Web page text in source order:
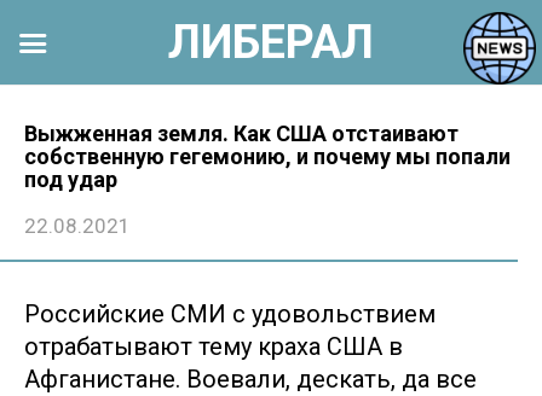
контенту
Выжженная земля. Как США отстаивают
собственную гегемонию, и почему мы попали
под удар
22.08.2021
Российские СМИ с удовольствием
отрабатывают тему краха США в
Афганистане. Воевали, дескать, да все
ЛИБЕРАЛ